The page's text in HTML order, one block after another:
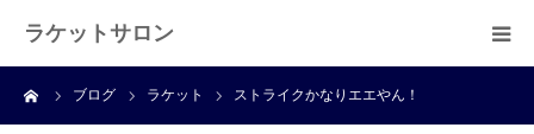
ラケットサロン
ブログ ラケット ストライクかなりエエやん！
ホーム